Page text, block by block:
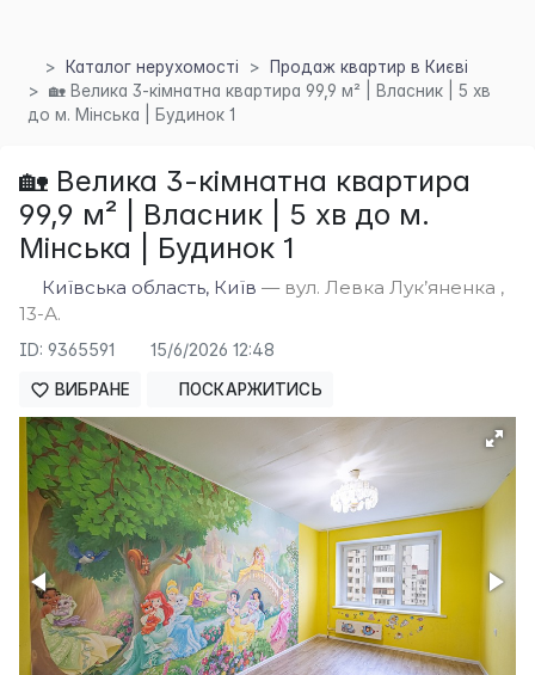
Каталог нерухомості
Продаж квартир в Києві
🏡 Велика 3-кімнатна квартира 99,9 м² | Власник | 5 хв
до м. Мінська | Будинок 1
🏡 Велика 3-кімнатна квартира
99,9 м² | Власник | 5 хв до м.
Мінська | Будинок 1
Київська область, Київ — вул. Левка Лук’яненка ,
13-А.
ID: 9365591 15/6/2026 12:48
ВИБРАНЕ ПОСКАРЖИТИСЬ